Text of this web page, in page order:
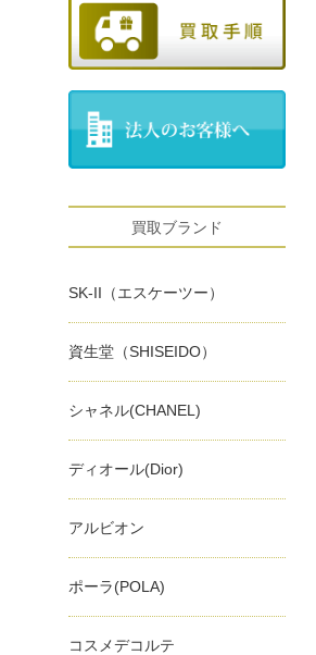
買取ブランド
SK-II（エスケーツー）
資生堂（SHISEIDO）
シャネル(CHANEL)
ディオール(Dior)
アルビオン
ポーラ(POLA)
コスメデコルテ